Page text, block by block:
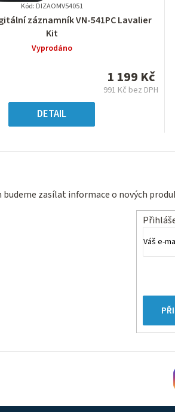
Kód: DIZAOMV54051
Průměrné
hodnocení
produktu
hvězdiček.
záznamník VN-541PC Lavalier
Kit
Vyprodáno
1 199 Kč
991 Kč bez DPH
DETAIL
zasílat informace o nových